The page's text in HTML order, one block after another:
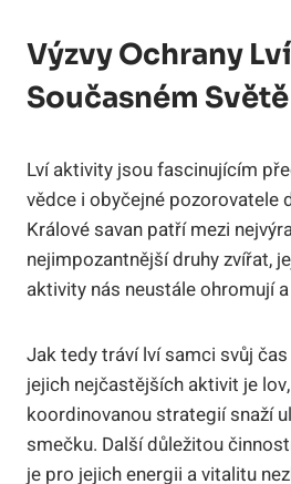
Výzvy Ochrany
Současném Světě
Lví aktivity jsou fascinujícím
vědce i obyčejné pozorovatele
Králové savan patří mezi
nejimpozantnější druhy zvířat,
aktivity nás neustále ohromují
Jak tedy tráví lví samci svůj
jejich nejčastějších aktivit je
koordinovanou strategií snaží
smečku. Další důležitou
je pro jejich energii a vitalitu